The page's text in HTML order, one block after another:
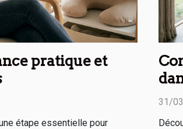
pratique et
étape essentielle pour
31/